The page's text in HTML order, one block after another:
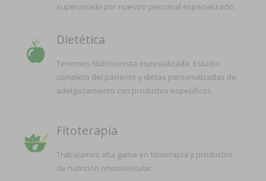
supervisado por nuestro personal especializado.
Dietética
Tenemos Nutricionista especializada. Estudio
completo del paciente y dietas personalizadas de
adelgazamiento con productos específicos.
Fitoterapia
Trabajamos alta gama en fitoterapia y productos
de nutrición ortomolecular.